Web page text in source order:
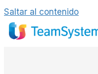
Saltar al contenido